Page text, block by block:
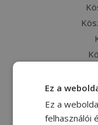
Ez a
Ez a
felhasználói